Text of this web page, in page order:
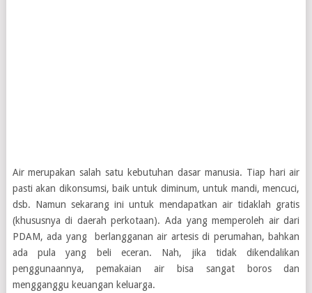
Air merupakan salah satu kebutuhan dasar manusia. Tiap hari air
pasti akan dikonsumsi, baik untuk diminum, untuk mandi, mencuci,
dsb. Namun sekarang ini untuk mendapatkan air tidaklah gratis
(khususnya di daerah perkotaan). Ada yang memperoleh air dari
PDAM, ada yang berlangganan air artesis di perumahan, bahkan
ada pula yang beli eceran. Nah, jika tidak dikendalikan
penggunaannya, pemakaian air bisa sangat boros dan
mengganggu keuangan keluarga.